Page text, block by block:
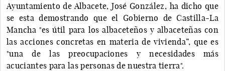
Ayuntamiento de Albacete, José González, ha dicho que
se esta demostrando que el Gobierno de Castilla-La
Mancha "es útil para los albaceteños y albaceteñas con
las acciones concretas en materia de vivienda”, que es
"una de las preocupaciones y necesidades más
acuciantes para las personas de nuestra tierra".